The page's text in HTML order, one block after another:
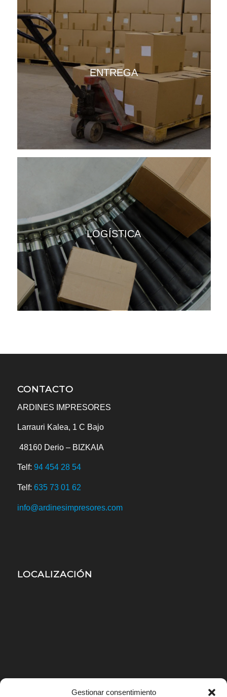
Gestionar consentimiento
ENTREGA
LOGÍSTICA
CONTACTO
ARDINES IMPRESORES
Larrauri Kalea, 1 C Bajo
48160 Derio – BIZKAIA
Telf: 94 454 28 54
Telf: 635 73 01 62
info@ardinesimpresores.com
LOCALIZACIÓN